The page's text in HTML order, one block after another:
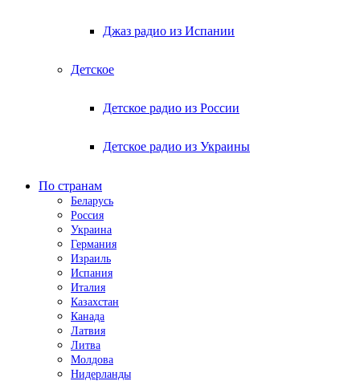
Джаз радио из Испании
Детское
Детское радио из России
Детское радио из Украины
По странам
Беларусь
Россия
Украина
Германия
Израиль
Испания
Италия
Казахстан
Канада
Латвия
Литва
Молдова
Нидерланды